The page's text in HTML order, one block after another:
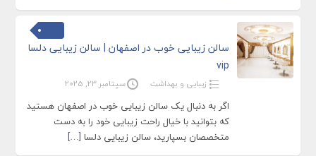
سالن زیبایی خوب در اصفهان | سالن زیبایی دلسا
vip
زیبایی و بهداشت سپتامبر 23, 2025
اگر به دنبال یک سالن زیبایی خوب در اصفهان هستید
که بتوانید با خیال راحت زیبایی خود را به دست
متخصصان بسپارید، سالن زیبایی دلسا […]